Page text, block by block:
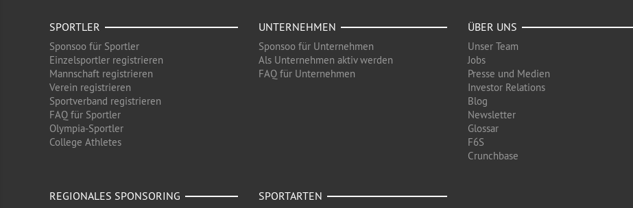
SPORTLER
Sponsoo für Sportler
Einzelsportler registrieren
Mannschaft registrieren
Verein registrieren
Sportverband registrieren
FAQ für Sportler
Olympia-Sportler
College Athletes
UNTERNEHMEN
Sponsoo für Unternehmen
Als Unternehmen aktiv werden
FAQ für Unternehmen
ÜBER UNS
Unser Team
Jobs
Presse und Medien
Investor Relations
Blog
Newsletter
Glossar
F6S
Crunchbase
REGIONALES SPONSORING SPORTARTEN